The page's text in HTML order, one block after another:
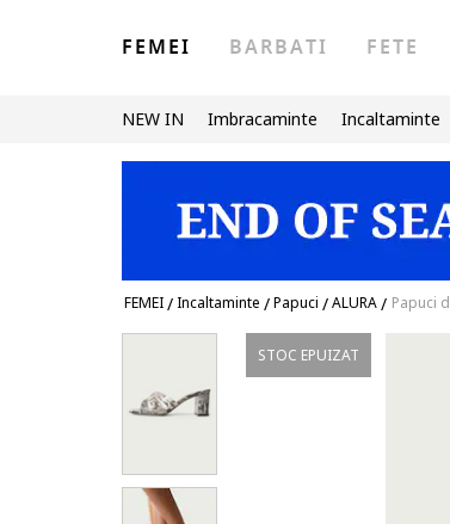
FEMEI BARBATI FETE
NEW IN Imbracaminte Incaltaminte
FEMEI/Incaltaminte /Papuci /ALURA/ Papuci
STOC EPUIZAT